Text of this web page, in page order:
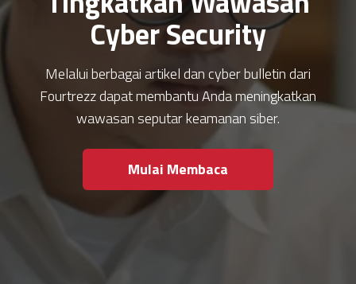
Cyber Security
Melalui berbagai artikel dan cyber bulletin dari
Fourtrezz dapat membantu Anda meningkatkan
wawasan seputar keamanan siber.
Mulai Membaca